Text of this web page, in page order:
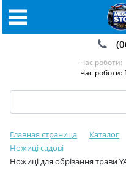
Час роботи:
Час роботи:
Главная страница Каталог
Ножиці садові️
Ножиці для обрізання трави